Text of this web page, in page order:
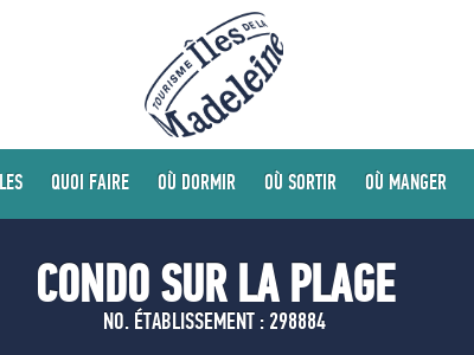
QUOI FAIRE OÙ DORMIR OÙ SORTIR OÙ MANGER
CONDO SUR LA PLAGE
NO. ÉTABLISSEMENT : 298884